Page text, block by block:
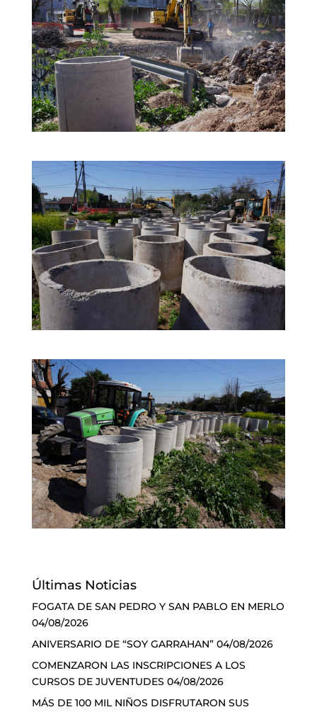
Últimas Noticias
FOGATA DE SAN PEDRO Y SAN PABLO EN MERLO
04/08/2026
ANIVERSARIO DE “SOY GARRAHAN” 04/08/2026
COMENZARON LAS INSCRIPCIONES A LOS
CURSOS DE JUVENTUDES 04/08/2026
MÁS DE 100 MIL NIÑOS DISFRUTARON SUS